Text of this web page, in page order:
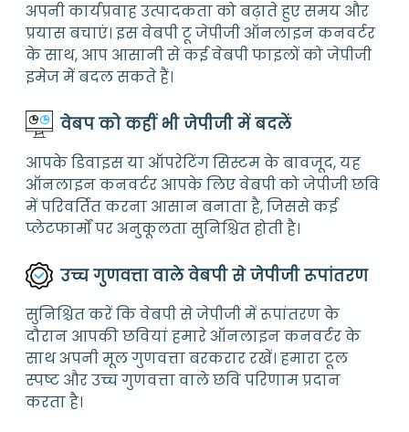
अपनी कार्यप्रवाह उत्पादकता को बढ़ाते हुए समय और
प्रयास बचाएं। इस वेबपी टू जेपीजी ऑनलाइन कनवर्टर
के साथ, आप आसानी से कई वेबपी फाइलों को जेपीजी
इमेज में बदल सकते हैं।
वेबप को कहीं भी जेपीजी में बदलें
आपके डिवाइस या ऑपरेटिंग सिस्टम के बावजूद, यह
ऑनलाइन कनवर्टर आपके लिए वेबपी को जेपीजी छवि
में परिवर्तित करना आसान बनाता है, जिससे कई
प्लेटफार्मों पर अनुकूलता सुनिश्चित होती है।
उच्च गुणवत्ता वाले वेबपी से जेपीजी रूपांतरण
सुनिश्चित करें कि वेबपी से जेपीजी में रूपांतरण के
दौरान आपकी छवियां हमारे ऑनलाइन कनवर्टर के
साथ अपनी मूल गुणवत्ता बरकरार रखें। हमारा टूल
स्पष्ट और उच्च गुणवत्ता वाले छवि परिणाम प्रदान
करता है।